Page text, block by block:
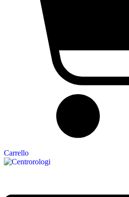
Carrello